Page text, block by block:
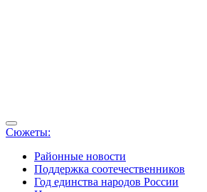
Сюжеты:
Районные новости
Поддержка соотечественников
Год единства народов России